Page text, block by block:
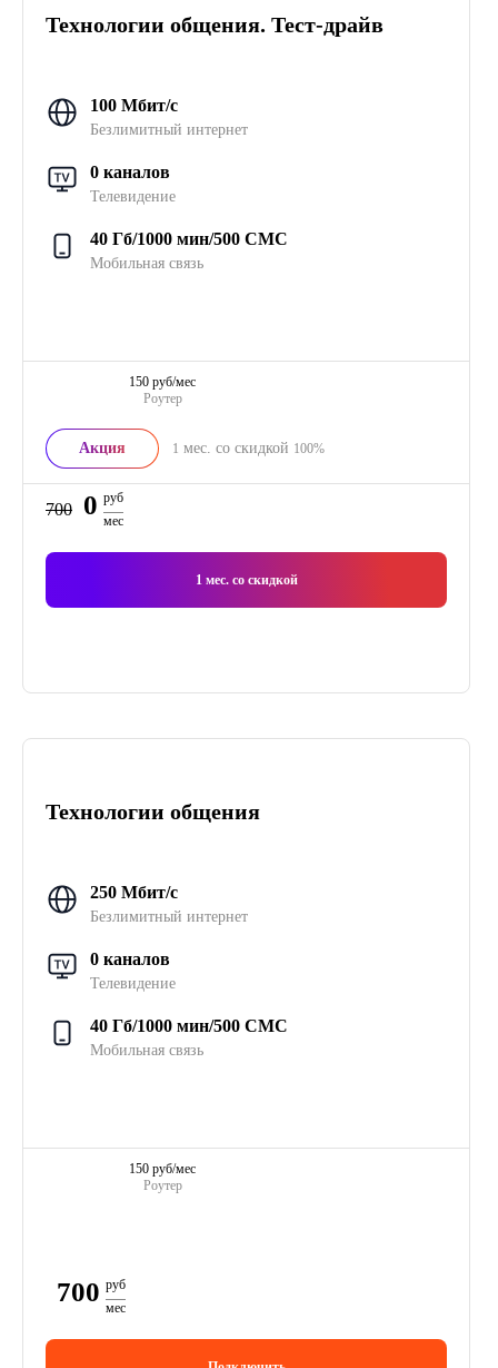
Технологии общения. Тест-драйв
100 Мбит/с
Безлимитный интернет
0 каналов
Телевидение
40 Гб/1000 мин/500 СМС
Мобильная связь
Роутер
150 руб/мес
Акция 1 мес. со скидкой 100%
700 0 руб
мес
1 мес. со скидкой
Технологии общения
250 Мбит/с
Безлимитный интернет
0 каналов
Телевидение
40 Гб/1000 мин/500 СМС
Мобильная связь
Роутер
150 руб/мес
700 руб
мес